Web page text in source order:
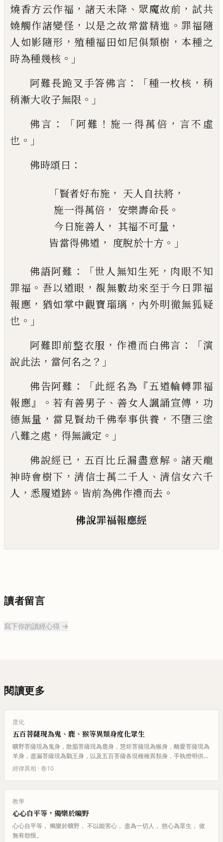
燒香方云作福 ， 諸天未降 、 眾魔故前 ，試共
嬈觸作諸變怪 ， 以是之故常當精進 。 罪福隨
人如影隨形 ， 殖種福田如尼俱類樹 ，本種之
時為種幾核 。」
阿難長跪叉手答佛言 ：「種一枚核 ， 稍
稍漸大收子無限 。」
佛言 ：「阿難 ！ 施一得萬倍 ， 言不虛
也 。」
佛時頌曰 ：
「賢者好布施 ， 天人自扶將 ，
施一得萬倍 ， 安樂壽命長 。
今日施善人 ， 其福不可量 ，
皆當得佛道 ， 度脫於十方 。」
佛語阿難 ：「世人無知生死 ， 肉眼不知
罪福 。 吾以道眼 ， 覩無數劫來至于今日罪福
報應 ， 猶如掌中觀寶瑠璃 ， 內外明徹無狐疑
也 。」
阿難即前整衣服 ， 作禮而白佛言 ：「演
說此法 ， 當何名之 ？」
佛告阿難 ：「此經名為 『五道輪轉罪福
報應』。若有善男子 、 善女人諷誦宣傳 ， 功
德無量 ， 當見賢劫千佛奉事供養 ， 不墮三塗
八難之處 ， 得無識定 。」
佛說經已 ， 五百比丘漏盡意解 。諸天龍
神時會樹下 ， 清信士萬二千人 、 清信女六千
人 ， 悉履道跡 。 皆前為佛作禮而去 。
佛說罪福報應經
讀者留言
寫下你的讀經心得 →
閱讀更多
度化
五百菩薩現為鬼、鹿、猴等異類身度化眾生
曠野菩薩現為鬼身，散脂菩薩現為鹿身，慧炬菩薩現為猴身，離愛菩薩現為
羊身，盡漏菩薩現為鵝王身，以及五百菩薩各現種種異類身，手執燈明供養
十方諸佛。疑心菩薩問曠野鬼為…
經律異相 · 卷10
教學
心心自平等，獨樂於曠野
心心自平等， 獨樂於曠野， 不以能害心， 盡為一切人， 慈心為眾生， 彼
無有怨恨。